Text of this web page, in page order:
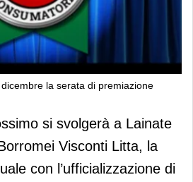
la serata di premiazione
il 15 dicembre la
si svolgerà a Lainate
Visconti Litta, la
con l’ufficializzazione di